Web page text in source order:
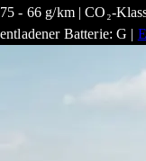
75 - 66 g/km | CO₂-
entladener Batterie: G |